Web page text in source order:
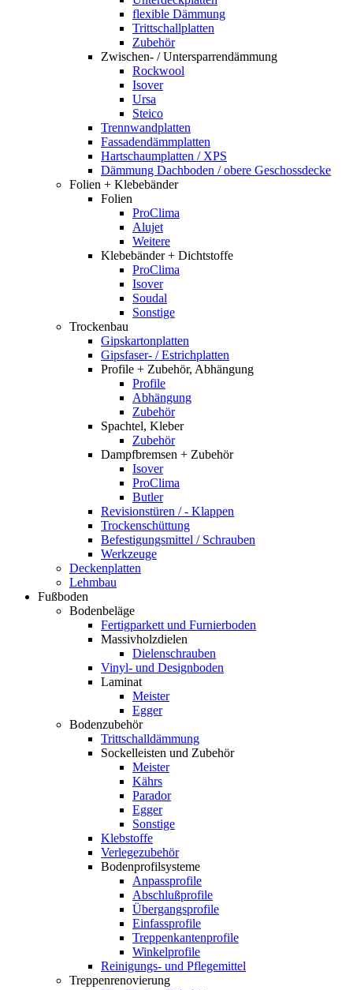
flexible Dämmung
Trittschallplatten
Zubehör
Zwischen- / Untersparrendämmung
Rockwool
Isover
Ursa
Steico
Trennwandplatten
Fassadendämmplatten
Hartschaumplatten / XPS
Dämmung Dachboden / obere Geschossdecke
Folien + Klebebänder
Folien
ProClima
Alujet
Weitere
Klebebänder + Dichtstoffe
ProClima
Isover
Soudal
Sonstige
Trockenbau
Gipskartonplatten
Gipsfaser- / Estrichplatten
Profile + Zubehör, Abhängung
Profile
Abhängung
Zubehör
Spachtel, Kleber
Zubehör
Dampfbremsen + Zubehör
Isover
ProClima
Butler
Revisionstüren / - Klappen
Trockenschüttung
Befestigungsmittel / Schrauben
Werkzeuge
Deckenplatten
Lehmbau
Fußboden
Bodenbeläge
Fertigparkett und Furnierboden
Massivholzdielen
Dielenschrauben
Vinyl- und Designboden
Laminat
Meister
Egger
Bodenzubehör
Trittschalldämmung
Sockelleisten und Zubehör
Meister
Kährs
Parador
Egger
Sonstige
Klebstoffe
Verlegezubehör
Bodenprofilsysteme
Anpassprofile
Abschlußprofile
Übergangsprofile
Einfassprofile
Treppenkantenprofile
Winkelprofile
Reinigungs- und Pflegemittel
Treppenrenovierung